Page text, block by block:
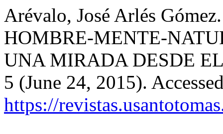
Arévalo, José Arlés
HOMBRE-MENTE-
UNA MIRADA DESDE
5 (June 24, 2015).
https://